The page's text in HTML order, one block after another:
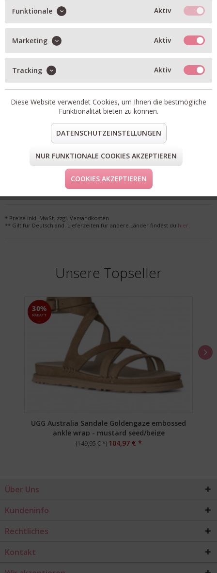
BESCHREIBUNG
Elea ist ein moderner und minimalistischer Slipper
aus glattem Wildleder gefertigt
leicht gepolstertes Design für etwas mehr Volumen
Artikel-Nr.:
1171390-CHE
Passform:
fällt normal aus
Velourleder, Lammfell, Sohle: Gummi
teilen
pin it mail
FORM & GRÖSSE
LIEFERUNG & KOSTENLOSE RETOURE
* Preise inkl. MwSt. zzgl. Versandkosten
** Gilt für Deutschland. Lieferzeiten für andere Länder findest du hier.
Unsere Topseller
30%
RABATT
UGG Australia Sandale Goldengaze embossed
ankle wrap - mustard seed/beige
(149,95 € *) 104,97 € *
Über Uns
Kundeninfo
Rechtliches
Kontakt
Funktionale Aktiv
Marketing Aktiv
Tracking Aktiv
Diese Website verwendet Cookies, um Ihnen die bestmögliche
Funktionalität bieten zu können.
DATENSCHUTZEINSTELLUNGEN
NUR FUNKTIONALE COOKIES AKZEPTIEREN
COOKIES AKZEPTIEREN